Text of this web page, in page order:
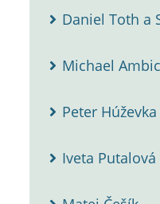
Daniel Toth a
Michael
Peter Húževka
Iveta Putalová